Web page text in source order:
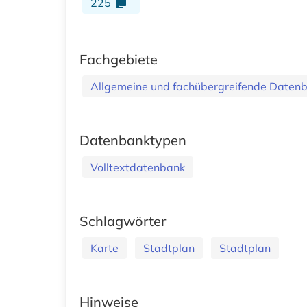
Fachgebiete
Allgemeine und fachübergreifende
Datenbanktypen
Volltextdatenbank
Schlagwörter
Karte Stadtplan Stadtplan
Hinweise